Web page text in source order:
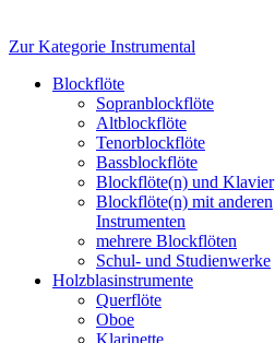
Zur Kategorie Instrumental
Blockflöte
Sopranblockflöte
Altblockflöte
Tenorblockflöte
Bassblockflöte
Blockflöte(n) und Klavier
Blockflöte(n) mit anderen
Instrumenten
mehrere Blockflöten
Schul- und Studienwerke
Holzblasinstrumente
Querflöte
Oboe
Klarinette